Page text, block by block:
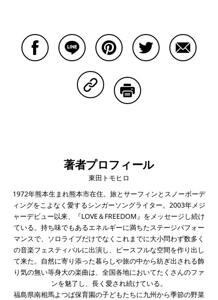
Copy Linkで共有する
著者プロフィール
東田トモヒロ
1972年熊本⽣まれ熊本市在住。旅とサーフィンとスノーボーデ
ィングをこよなく愛するシンガーソングライター。2003年メジ
ャーデビュー以来、『LOVE＆FREEDOM』をメッセージし続け
ている。持ち味でもあるエネルギーに満ちたステージパフォー
マンスで、ソロライブだけでなくこれまでに⼤⼩問わず数多く
の⾳楽フェスティバルに出演し、ピースフルな空間を作り出し
て来た。⾃然に寄り添った暮らしや旅の中から紡ぎ出される飾
り気の無い等⾝⼤の楽曲は、全国各地においてたくさんのファ
ンを魅了し、⻑く愛され続けている。
福島県南相⾺よつば保育園の⼦どもたちに九州から季節の野菜